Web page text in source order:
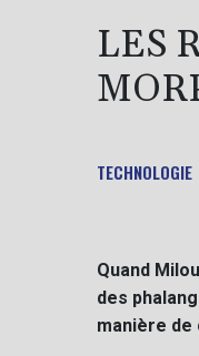
LES
TECHNOLOGIE
Quand
des
manière de